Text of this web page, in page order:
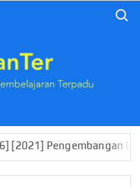
Perangkat